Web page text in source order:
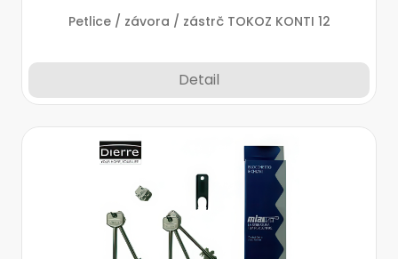
Petlice / závora / zástrč TOKOZ KONTI 12
Detail